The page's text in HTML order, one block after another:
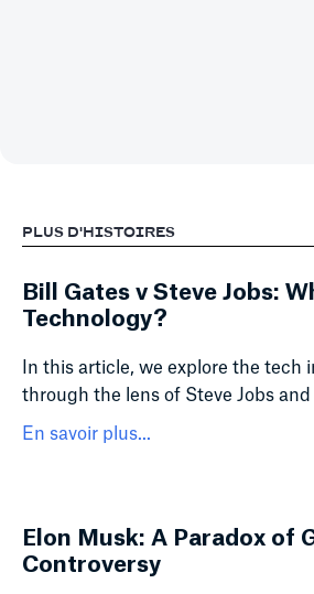
PLUS D'HISTOIRES
Bill Gates v Steve Jobs:
Technology?
In this article, we explore the tech
through the lens of Steve Jobs and
En savoir plus...
Elon Musk: A Paradox of
Controversy